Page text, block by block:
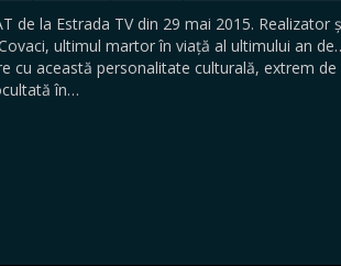
de la Estrada TV din 29 mai 2015.
ultimul martor în viață al ultimului an
cu această personalitate culturală, extrem
în…